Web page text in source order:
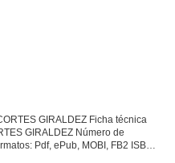
GIRALDEZ Ficha técnica
GIRALDEZ Número de
Pdf, ePub, MOBI, FB2 ISBN: